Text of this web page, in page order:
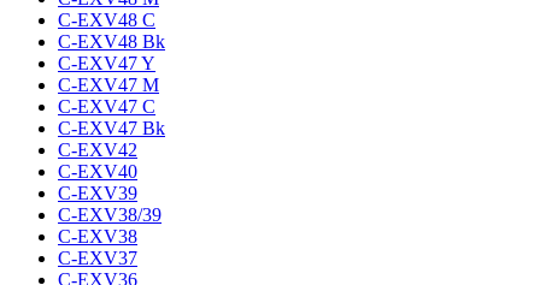
C-EXV48 C
C-EXV48 Bk
C-EXV47 Y
C-EXV47 M
C-EXV47 C
C-EXV47 Bk
C-EXV42
C-EXV40
C-EXV39
C-EXV38/39
C-EXV38
C-EXV37
C-EXV36